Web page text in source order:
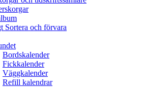
Sortera och förvara
Bordskalender
Fickkalender
Väggkalender
Refill kalendrar